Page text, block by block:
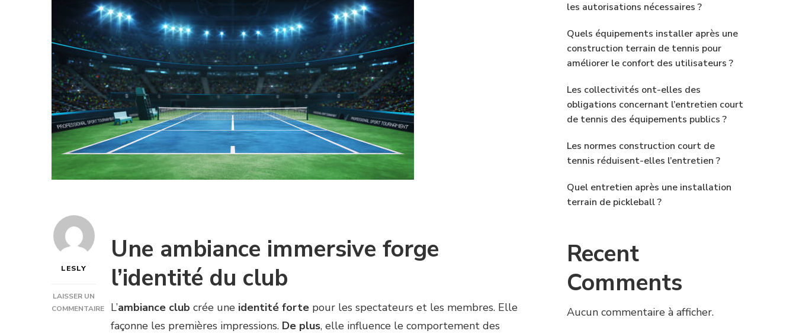
LESLY
LAISSER UN
COMMENTAIRE
Une ambiance immersive forge
l’identité du club
L’ambiance club crée une identité forte pour les spectateurs et les membres. Elle
façonne les premières impressions. De plus, elle influence le comportement des
les autorisations nécessaires ?
Quels équipements installer après une
construction terrain de tennis pour
améliorer le confort des utilisateurs ?
Les collectivités ont-elles des
obligations concernant l’entretien court
de tennis des équipements publics ?
Les normes construction court de
tennis réduisent-elles l’entretien ?
Quel entretien après une installation
terrain de pickleball ?
Recent
Comments
Aucun commentaire à afficher.